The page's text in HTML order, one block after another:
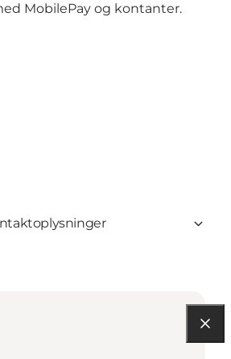
MobilePay og kontanter.